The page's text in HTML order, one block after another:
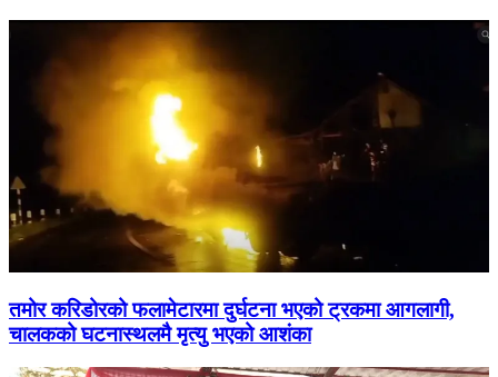
तमोर करिडोरको फलामेटारमा दुर्घटना भएको ट्रकमा आगलागी,
चालकको घटनास्थलमै मृत्यु भएको आशंका